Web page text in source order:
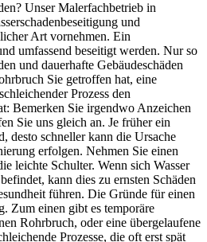
Unser Malerfachbetrieb in
und
Art vornehmen. Ein
umfassend beseitigt werden. Nur so
und dauerhafte Gebäudeschäden
Sie getroffen hat, eine
Prozess den
Bemerken Sie irgendwo Anzeichen
Sie uns gleich an. Je früher ein
desto schneller kann die Ursache
erfolgen. Nehmen Sie einen
leichte Schulter. Wenn sich Wasser
kann dies zu ernsten Schäden
führen. Die Gründe für einen
Zum einen gibt es temporäre
Rohrbruch, oder eine übergelaufene
Prozesse, die oft erst spät